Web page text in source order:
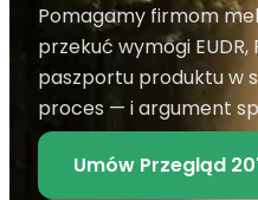
Pomagamy firmom
przekuć wymogi
paszportu produktu w
proces — i argument
Umów Przegląd